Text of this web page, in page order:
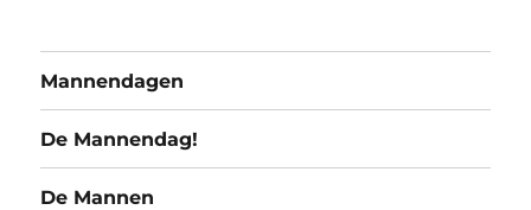
Mannendagen
De Mannendag!
De Mannen